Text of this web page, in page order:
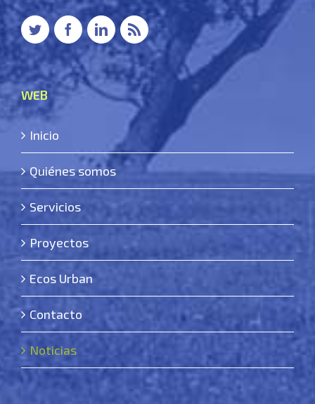
WEB
Inicio
Quiénes somos
Servicios
Proyectos
Ecos Urban
Contacto
Noticias